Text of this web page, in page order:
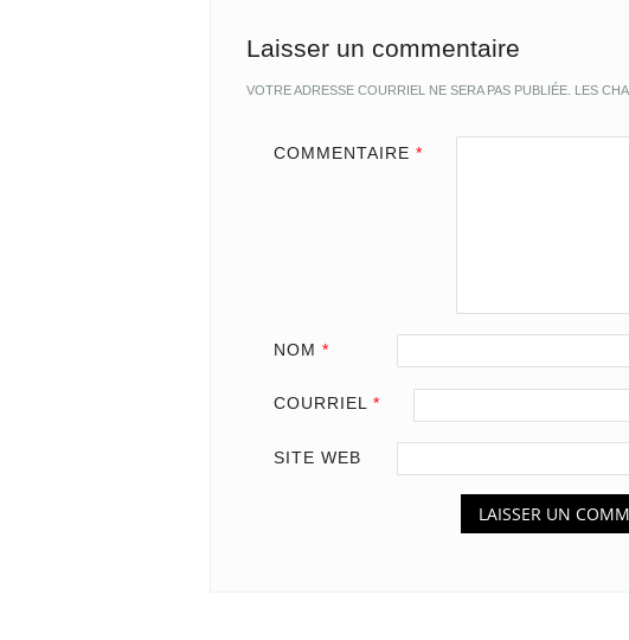
Laisser un commentaire
VOTRE ADRESSE COURRIEL NE SERA PAS PUBLIÉE. LES
COMMENTAIRE *
NOM *
COURRIEL *
SITE WEB